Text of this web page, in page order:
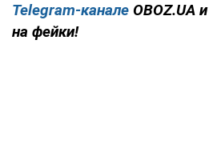
Telegram-канале OBOZ.UA и
на фейки!